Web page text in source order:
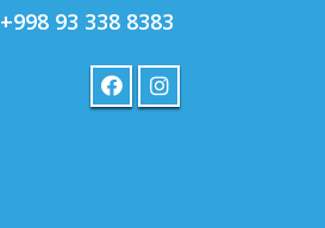
+998 93 338 8383